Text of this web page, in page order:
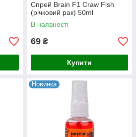
Спрей Brain F1 Craw Fish
(річковий рак) 50ml
В наявності
69 ₴
Купити
Новинка